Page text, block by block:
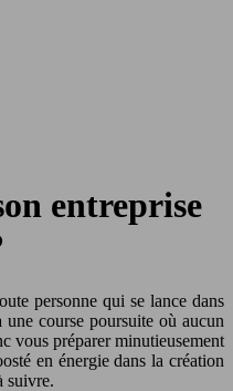
entreprise
course poursuite où aucun
vous préparer minutieusement
en énergie dans la création
suivre.